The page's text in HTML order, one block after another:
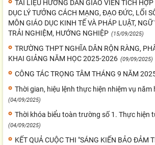
TÀI LIỆU HƯỚNG DẪN GIÁO VIÊN TÍCH
DỤC LÝ TƯỞNG CÁCH MẠNG, ĐẠO ĐỨC, LỐI
MÔN GIÁO DỤC KINH TẾ VÀ PHÁP LUẬT,
TRẢI NGHIỆM, HƯỚNG NGHIỆP (15/09/2025)
TRƯỜNG THPT NGHĨA DÂN RỘN RÀNG,
KHAI GIẢNG NĂM HỌC 2025-2026 (09/09/2025)
CÔNG TÁC TRỌNG TÂM THÁNG 9 NĂM
Thời gian, hiệu lệnh thực hiện nhiệm vụ năm
(04/09/2025)
Thời khóa biểu toàn trường số 1. Thực hiện
(04/09/2025)
KẾT QUẢ CUỘC THI "SÁNG KIẾN BẢO ĐẢM